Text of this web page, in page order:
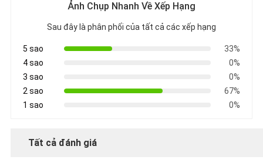
Ảnh Chụp Nhanh Về Xếp Hạng
Sau đây là phân phối của tất cả các xếp hạng
5 sao
33%
4 sao
0%
3 sao
0%
2 sao
67%
1 sao
0%
Tất cả đánh giá